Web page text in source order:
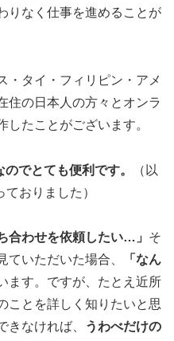
りなく仕事を進めることが
・タイ・フィリピン・アメ
住の日本人の方々とオンラ
たことがございます。
でとても便利です。
（以
おりました）
合わせを依頼したい…」 そ
ていただいた場合、
「なん
ます。ですが、たとえ近所
ことを詳しく知りたいと思
きなければ、
うわべだけの